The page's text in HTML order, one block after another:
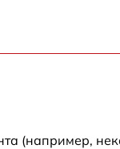
(например,